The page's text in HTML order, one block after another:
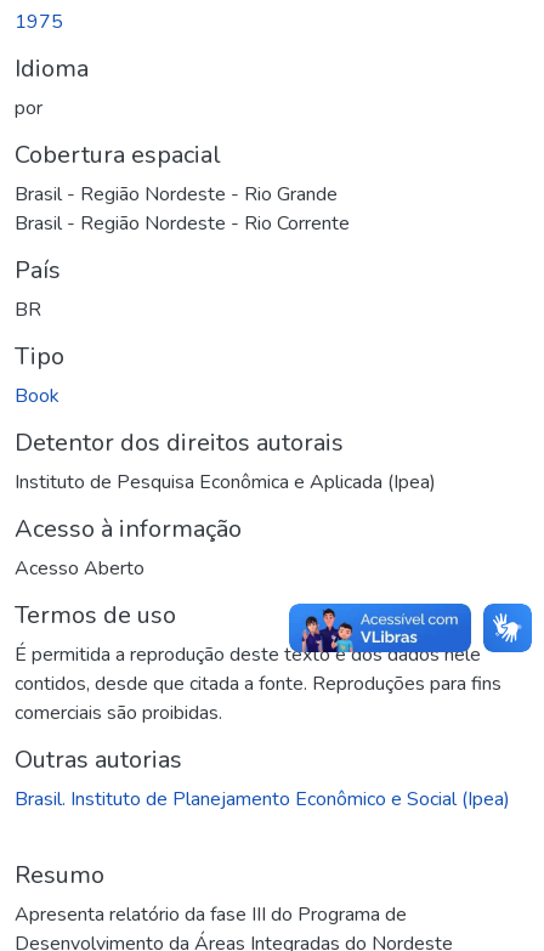
1975
Idioma
por
Cobertura espacial
Brasil - Região Nordeste - Rio Grande
Brasil - Região Nordeste - Rio Corrente
País
BR
Tipo
Book
Detentor dos direitos autorais
Instituto de Pesquisa Econômica e Aplicada (Ipea)
Acesso à informação
Acesso Aberto
Termos de uso
É permitida a reprodução deste texto e dos dados nele
contidos, desde que citada a fonte. Reproduções para fins
comerciais são proibidas.
Outras autorias
Brasil. Instituto de Planejamento Econômico e Social (Ipea)
Resumo
Apresenta relatório da fase III do Programa de
Desenvolvimento da Áreas Integradas do Nordeste